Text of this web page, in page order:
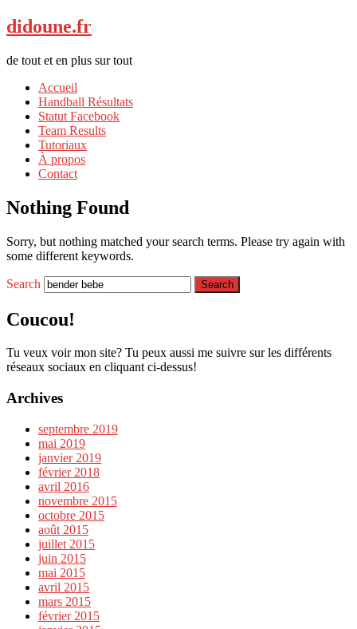
didoune.fr
de tout et en plus sur tout
Accueil
Handball Résultats
Statut Facebook
Team Results
Tutoriaux
À propos
Contact
Nothing Found
Sorry, but nothing matched your search terms. Please try again with
some different keywords.
Search
Coucou!
Tu veux voir mon site? Tu peux aussi me suivre sur les différents
réseaux sociaux en cliquant ci-dessus!
Archives
septembre 2019
mai 2019
janvier 2019
février 2018
avril 2016
novembre 2015
octobre 2015
août 2015
juillet 2015
juin 2015
mai 2015
avril 2015
mars 2015
février 2015